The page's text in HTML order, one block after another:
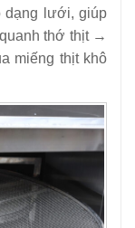
dạng lưới, giúp
thớ thịt →
miếng thịt khô